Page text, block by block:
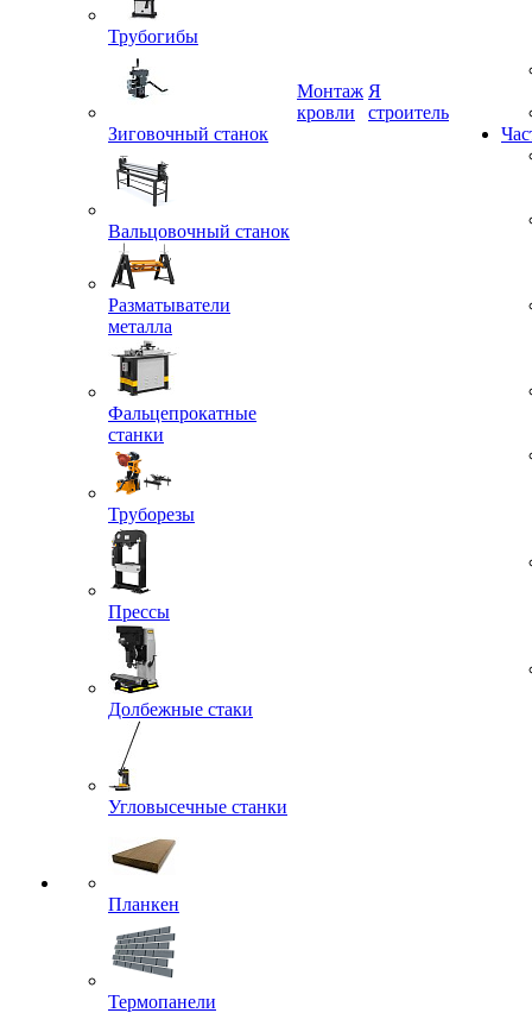
Трубогибы
Зиговочный станок
Вальцовочный станок
Разматыватели
металла
Фальцепрокатные
станки
Труборезы
Прессы
Долбежные стаки
Угловысечные станки
Планкен
Термопанели
Монтаж
Я